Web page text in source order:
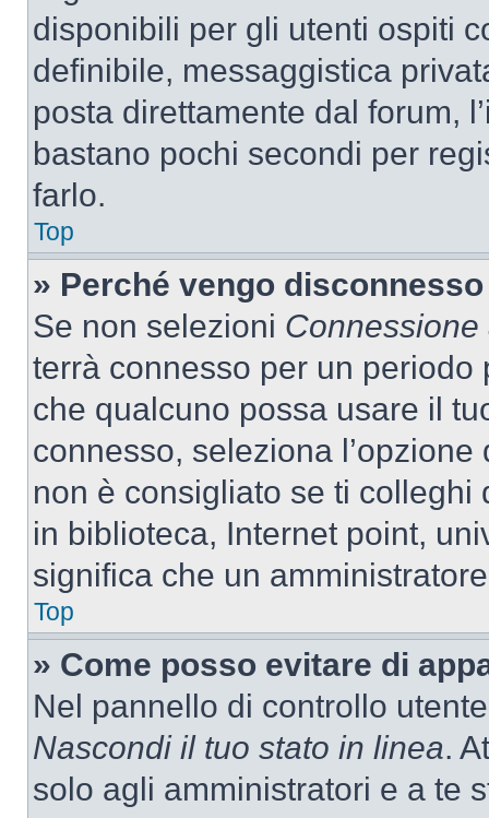
disponibili per gli utenti ospiti
definibile, messaggistica
posta direttamente dal forum,
bastano pochi secondi per
farlo.
Top
» Perché vengo
Se non selezioni
terrà connesso per un
che qualcuno possa usare il
connesso, seleziona
non è consigliato se ti
in biblioteca, Internet point,
significa che un
Top
» Come posso evitare di
Nel pannello di controllo
Nascondi il tuo stato in linea.
solo agli amministratori e a te